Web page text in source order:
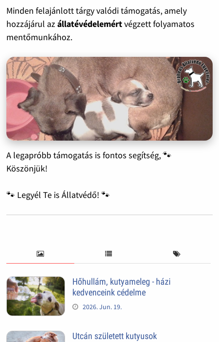
Minden felajánlott tárgy valódi támogatás, amely
hozzájárul azállatévédelemértvégzett folyamatos
mentőmunkához.
A legapróbb támogatás is fontos segítség, 🐾
Köszönjük!
🐾 Legyél Te is Állatvédő! 🐾
Hőhullám, kutyameleg - házi
kedvenceink cédelme
2026. Jun. 19.
Utcán született kutyusok